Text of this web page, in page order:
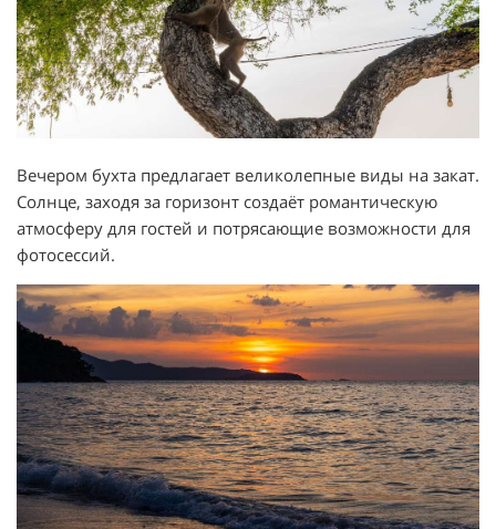
Вечером бухта предлагает великолепные виды на закат.
Солнце, заходя за горизонт создаёт романтическую
атмосферу для гостей и потрясающие возможности для
фотосессий.